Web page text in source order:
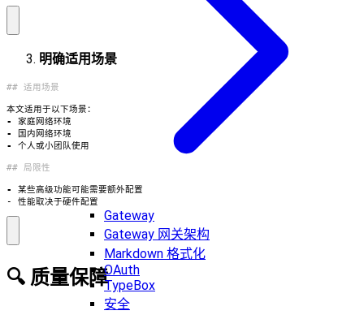
Gateway
Gateway 网关架构
Markdown 格式化
OAuth
TypeBox
安全
明确适用场景
-
-
-
-
- 性能取决于硬件配置
🔍 质量保障